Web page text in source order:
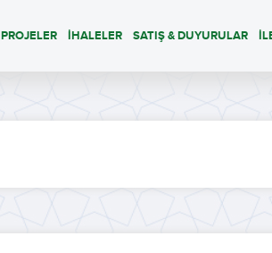
PROJELER İHALELER SATIŞ & DUYURULAR